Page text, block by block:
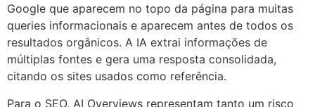
Google que aparecem no topo da página para muitas
queries informacionais e aparecem antes de todos os
resultados orgânicos. A IA extrai informações de
múltiplas fontes e gera uma resposta consolidada,
citando os sites usados como referência.
Para o SEO, AI Overviews representam tanto um risco